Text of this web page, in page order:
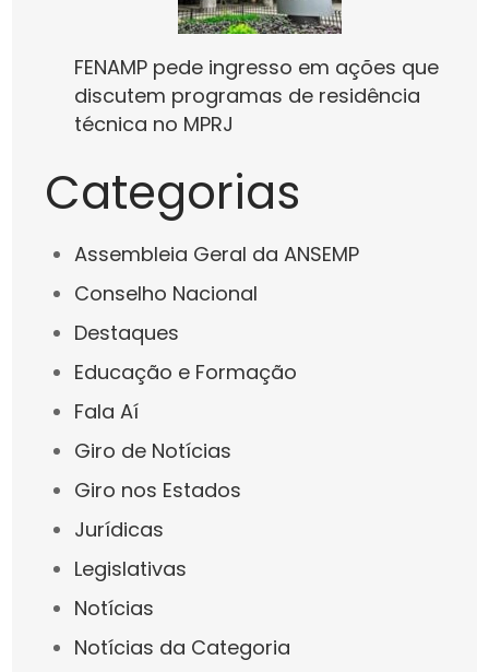
FENAMP pede ingresso em ações que
discutem programas de residência
técnica no MPRJ
Categorias
Assembleia Geral da ANSEMP
Conselho Nacional
Destaques
Educação e Formação
Fala Aí
Giro de Notícias
Giro nos Estados
Jurídicas
Legislativas
Notícias
Notícias da Categoria